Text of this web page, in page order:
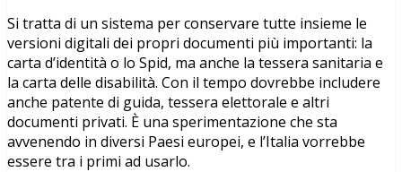
Si tratta di un sistema per conservare tutte insieme le
versioni digitali dei propri documenti più importanti: la
carta d’identità o lo Spid, ma anche la tessera sanitaria e
la carta delle disabilità. Con il tempo dovrebbe includere
anche patente di guida, tessera elettorale e altri
documenti privati. È una sperimentazione che sta
avvenendo in diversi Paesi europei, e l’Italia vorrebbe
essere tra i primi ad usarlo.